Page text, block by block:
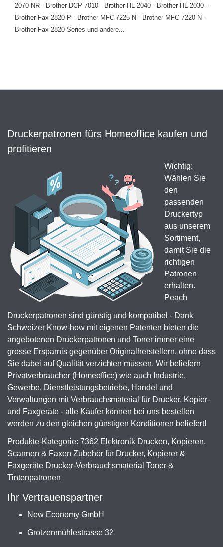
2070 NR - Brother DCP-7010 - Brother HL-2040 - Brother HL-2030 -
Brother Fax 2820 P - Brother MFC-7225 N - Brother MFC-7220 N -
Brother Fax 2820 Series und andere...
Druckerpatronen fürs Homeoffice kaufen und
profitieren
Wichtig:
Wählen Sie
den
passenden
Druckertyp
aus unserem
Sortiment,
damit Sie die
richtigen
Patronen
erhalten.
Peach
Druckerpatronen sind günstig und kompatibel - Dank
Schweizer Know-how mit eigenen Patenten bieten die
angebotenen Druckerpatronen und Toner immer eine
grosse Ersparnis gegenüber Originalherstellern, ohne dass
Sie dabei auf Qualität verzichten müssen. Wir beliefern
Privatverbraucher (Homeoffice) wie auch Industrie,
Gewerbe, Dienstleistungsbetriebe, Handel und
Verwaltungen mit Verbrauchsmaterial für Drucker, Kopier-
und Faxgeräte - alle Käufer können bei uns bestellen
werden zu den gleichen günstigen Konditionen beliefert!
Produkte-Kategorie: 7362 Elektronik Drucken, Kopieren,
Scannen & Faxen Zubehör für Drucker, Kopierer &
Faxgeräte Drucker-Verbrauchsmaterial Toner &
Tintenpatronen
Ihr Vertrauenspartner
New Economy GmbH
Grotzenmühlestrasse 32